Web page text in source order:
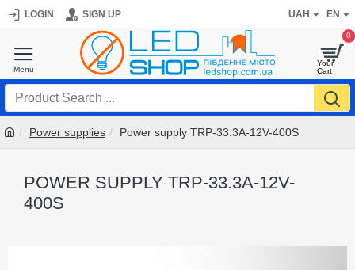
LOGIN SIGN UP UAH EN
0
Power supplies Power supply TRP-33.3A-12V-400S
POWER SUPPLY TRP-33.3A-12V-
400S